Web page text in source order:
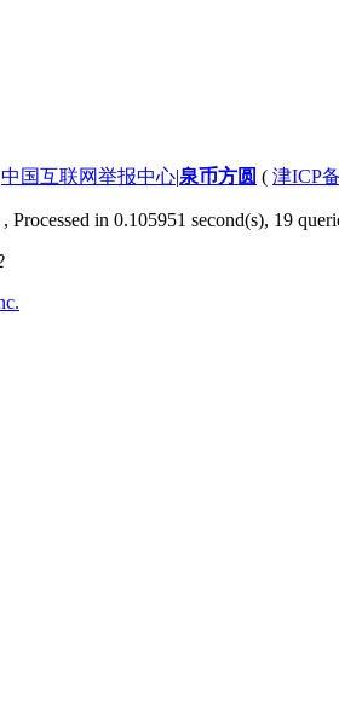
中国互联网举报中心|泉币方圆 ( 津ICP
, Processed in 0.105951 second(s), 19